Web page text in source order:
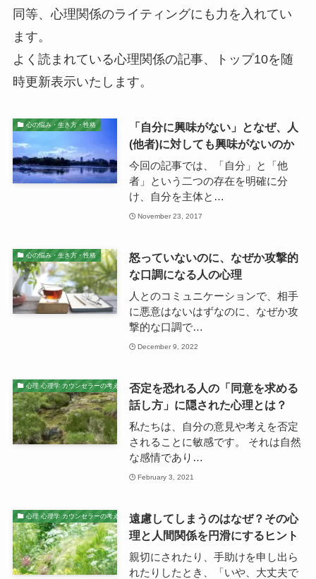
同等、心理関係のライティングにも力を入れてい
ます。
よく読まれている心理関係の記事、トップ10を随
時更新表示いたします。
心の悩み・生き方・性格
「自分に興味がない」となぜ、人
(他者)に対しても興味がないのか
今回の記事では、「自分」と「他
者」という二つの存在を明確に分
け、自分を主体と…
November 23, 2017
心の悩み・生き方・性格
怒っていないのに、なぜか攻撃的
な口調になる人の心理
人とのコミュニケーションで、相手
に悪意はないはずなのに、なぜか攻
撃的な口調で…
December 9, 2022
心理 心理学 カウンセラーの考え
否定を恐れる人の「同意を求める
話し方」に隠された心理とは？
私たちは、自分の意見や考えを否定
されることに敏感です。 それは自然
な感情であり…
February 3, 2021
心理 心理学 カウンセラーの考え
遠慮してしまうのはなぜ？その心
理と人間関係を円滑にするヒント
親切にされたり、手助けを申し出ら
れたりしたとき、「いや、大丈夫で